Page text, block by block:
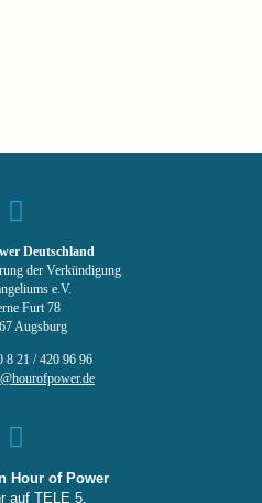
Deutschland
der Verkündigung
e.V.
Furt 78
Augsburg
8 21 / 420 96 96
Hour of Power
auf TELE 5,